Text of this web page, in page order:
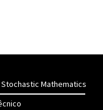
Mathematics